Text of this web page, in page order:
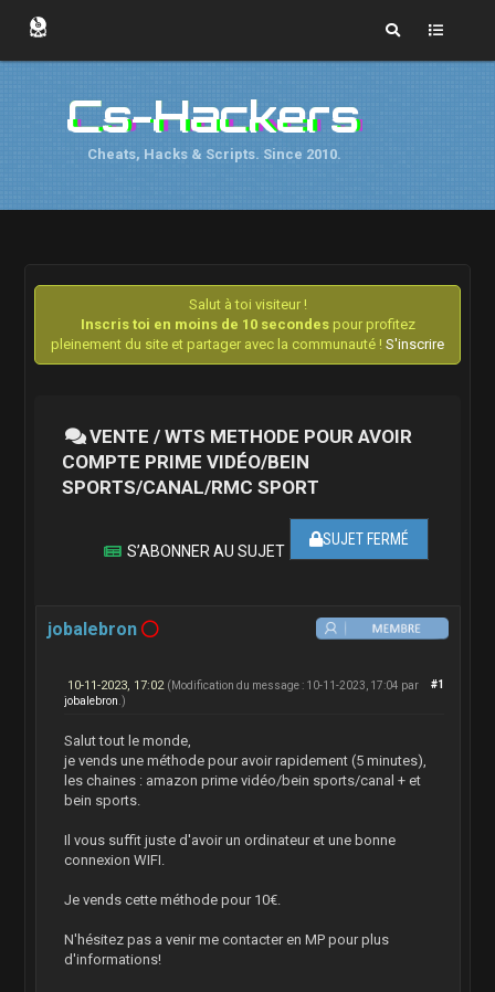
Cs-Hackers
Cheats, Hacks & Scripts. Since 2010.
Salut à toi visiteur !
Inscris toi en moins de 10 secondespour profitez
pleinement du site et partager avec la communauté ! S'inscrire
VENTE / WTS METHODE POUR AVOIR
COMPTE PRIME VIDÉO/BEIN
SPORTS/CANAL/RMC SPORT
SUJET FERMÉ
S’ABONNER AU SUJET
jobalebron
#1
10-11-2023, 17:02 (Modification du message : 10-11-2023, 17:04 par
jobalebron .)
Salut tout le monde,
je vends une méthode pour avoir rapidement (5 minutes),
les chaines : amazon prime vidéo/bein sports/canal + et
bein sports.
Il vous suffit juste d'avoir un ordinateur et une bonne
connexion WIFI.
Je vends cette méthode pour 10€.
N'hésitez pas a venir me contacter en MP pour plus
d'informations!